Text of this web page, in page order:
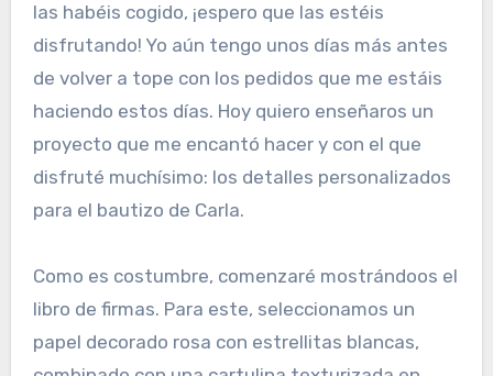
las habéis cogido, ¡espero que las estéis
disfrutando! Yo aún tengo unos días más antes
de volver a tope con los pedidos que me estáis
haciendo estos días. Hoy quiero enseñaros un
proyecto que me encantó hacer y con el que
disfruté muchísimo: los detalles personalizados
para el bautizo de Carla.
Como es costumbre, comenzaré mostrándoos el
libro de firmas. Para este, seleccionamos un
papel decorado rosa con estrellitas blancas,